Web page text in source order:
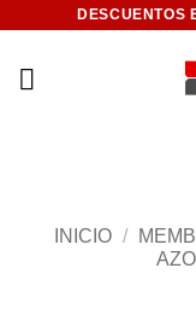
contenido
DESCUENTOS
INICIO /